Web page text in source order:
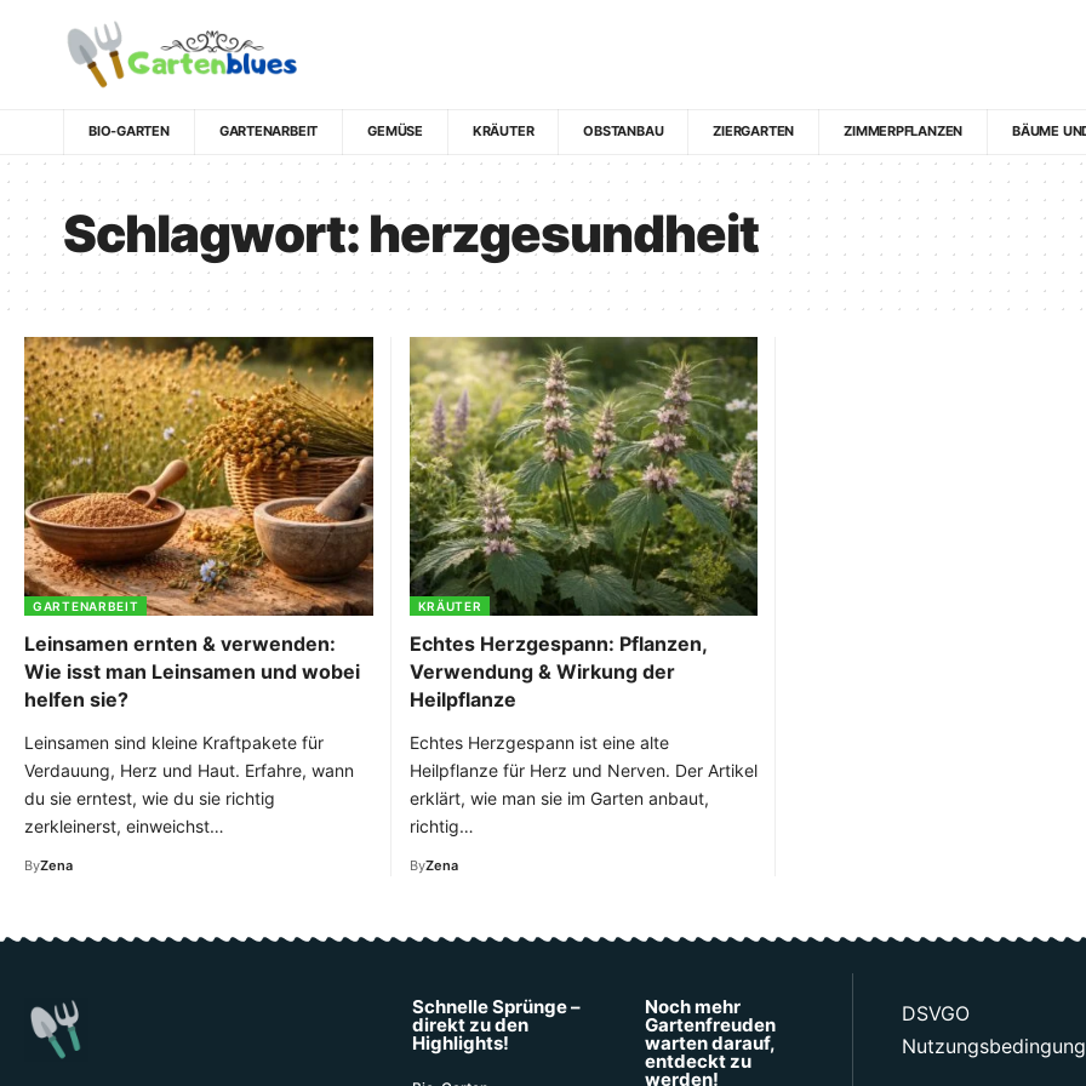
BIO-GARTEN GARTENARBEIT GEMÜSE KRÄUTER OBSTANBAU ZIERGARTEN ZIMMERPFLANZEN BÄUME
Schlagwort:herzgesundheit
GARTENARBEIT
Leinsamen ernten & verwenden:
Wie isst man Leinsamen und wobei
helfen sie?
Leinsamen sind kleine Kraftpakete für
Verdauung, Herz und Haut. Erfahre, wann
du sie erntest, wie du sie richtig
zerkleinerst, einweichst…
ByZena
KRÄUTER
Echtes Herzgespann: Pflanzen,
Verwendung & Wirkung der
Heilpflanze
Echtes Herzgespann ist eine alte
Heilpflanze für Herz und Nerven. Der Artikel
erklärt, wie man sie im Garten anbaut,
richtig…
ByZena
Schnelle Sprünge –
direkt zu den
Highlights!
Noch mehr
Gartenfreuden
warten darauf,
entdeckt zu
werden!
DSVGO